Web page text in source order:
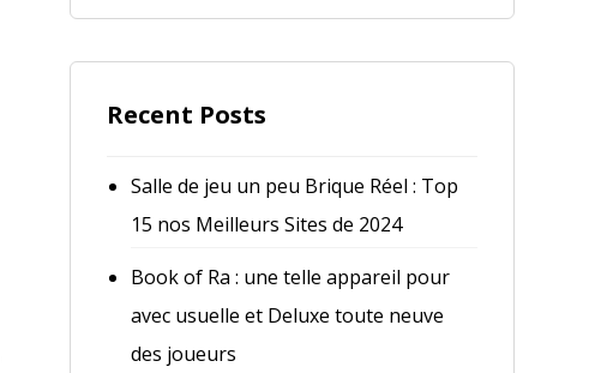
Recent Posts
Salle de jeu un peu Brique Réel : Top
15 nos Meilleurs Sites de 2024
Book of Ra : une telle appareil pour
avec usuelle et Deluxe toute neuve
des joueurs